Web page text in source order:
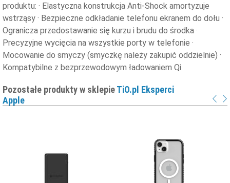
produktu: · Elastyczna konstrukcja Anti-Shock amortyzuje
wstrząsy · Bezpieczne odkładanie telefonu ekranem do dołu ·
Ogranicza przedostawanie się kurzu i brudu do środka ·
Precyzyjne wycięcia na wszystkie porty w telefonie ·
Mocowanie do smyczy (smyczkę należy zakupić oddzielnie) ·
Kompatybilne z bezprzewodowym ładowaniem Qi
Pozostałe produkty w sklepieTiO.pl Eksperci
Apple